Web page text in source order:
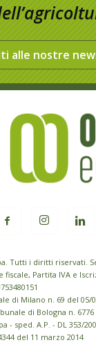
alle nostre
Tutti i diritti riservati.
fiscale, Partita IVA e
di Milano n. 69 del
di Bologna n. 6776
- sped. A.P. - DL 353/
del 11 marzo 2014